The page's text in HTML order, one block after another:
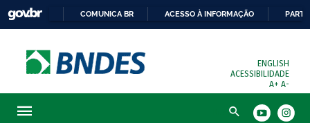
COMUNICA BR ACESSO À INFORMAÇÃO
ENGLISH
ACESSIBILIDADE
A+ A-
Busca